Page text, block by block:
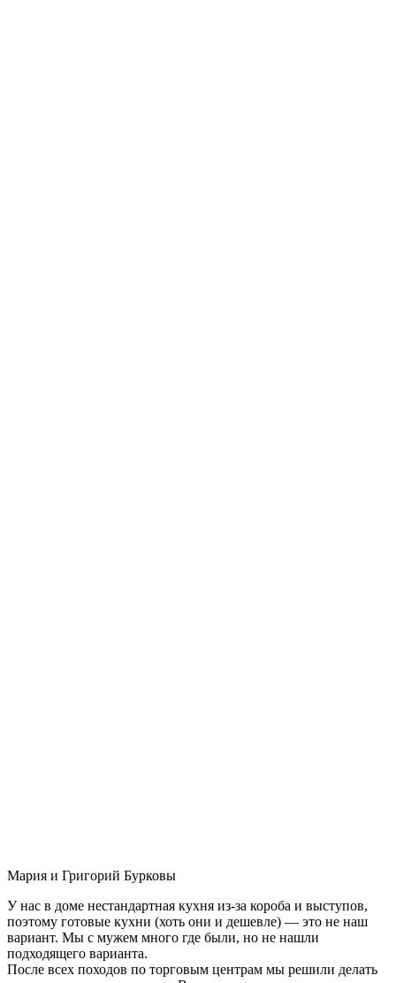
Мария и Григорий Бурковы
У нас в доме нестандартная кухня из-за короба и выступов,
поэтому готовые кухни (хоть они и дешевле) — это не наш
вариант. Мы с мужем много где были, но не нашли
подходящего варианта.
После всех походов по торговым центрам мы решили делать